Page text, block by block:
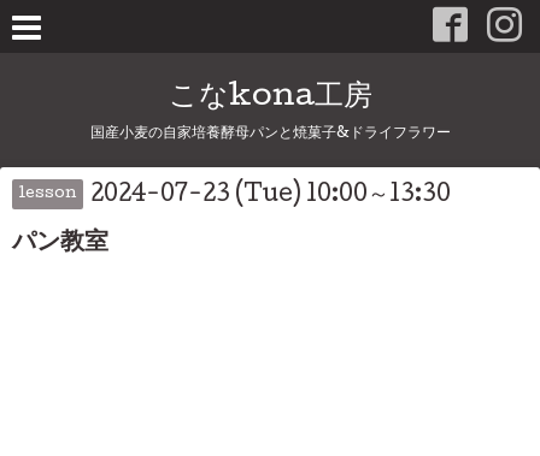
こなkona工房
国産小麦の自家培養酵母パンと焼菓子&ドライフラワー
lesson 2024-07-23 (Tue) 10:00～13:30
パン教室